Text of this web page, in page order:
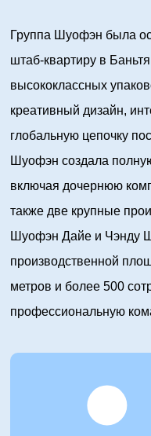
Группа Шуофэн была
штаб-квартиру в
высококлассных
креативный дизайн,
глобальную цепочку
Шуофэн создала
включая дочернюю
также две крупные
Шуофэн Дайе и Чэнду
производственной
метров и более 500
профессиональную
управленческую элиту
Благодаря
возможностям и